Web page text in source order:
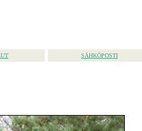
SÄHKÖPOSTI